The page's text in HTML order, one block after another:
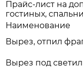
Прайс-лист на
гостиных,
Наименование
Вырез, отпил
Вырез под